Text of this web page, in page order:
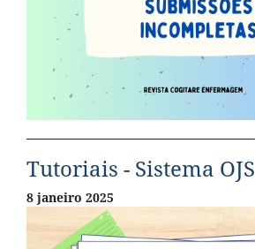
Tutoriais - Sistema OJS
8 janeiro 2025